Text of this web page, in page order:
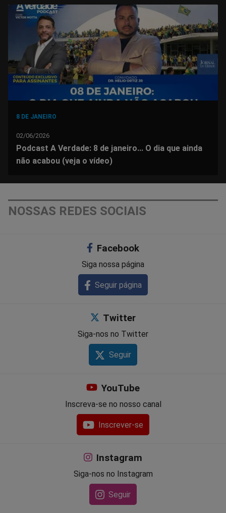
no
Facebook
no
Whatsapp
no
Twitter
no
Messenger
no
Telegram
no
Gettr
8 DE JANEIRO
02/06/2026
Podcast A Verdade: 8 de janeiro... O dia que ainda
não acabou (veja o vídeo)
NOSSAS REDES SOCIAIS
Facebook
Siga nossa página
Seguir página
Twitter
Siga-nos no Twitter
Seguir
YouTube
Inscreva-se no nosso canal
Inscrever-se
Instagram
Siga-nos no Instagram
Seguir